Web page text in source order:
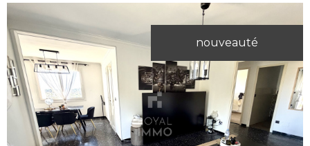
nouveauté